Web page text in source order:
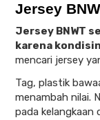
Jersey
Jersey BNWT
karena
mencari jersey
Tag, plastik
menambah nilai.
pada kelangkaan